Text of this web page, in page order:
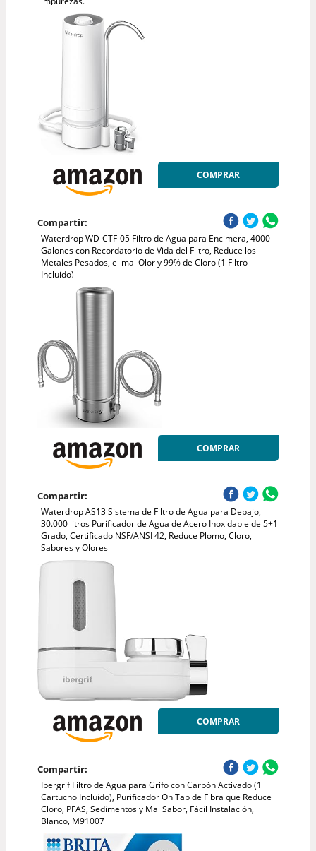
COMPRAR
Compartir:
Waterdrop WD-CTF-05 Filtro de Agua para Encimera, 4000
Galones con Recordatorio de Vida del Filtro, Reduce los
Metales Pesados, el mal Olor y 99% de Cloro (1 Filtro
Incluido)
COMPRAR
Compartir:
Waterdrop AS13 Sistema de Filtro de Agua para Debajo,
30.000 litros Purificador de Agua de Acero Inoxidable de 5+1
Grado, Certificado NSF/ANSI 42, Reduce Plomo, Cloro,
Sabores y Olores
COMPRAR
Compartir:
Ibergrif Filtro de Agua para Grifo con Carbón Activado (1
Cartucho Incluido), Purificador On Tap de Fibra que Reduce
Cloro, PFAS, Sedimentos y Mal Sabor, Fácil Instalación,
Blanco, M91007